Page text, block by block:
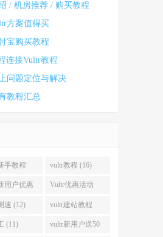
/ 机房推荐 / 购买教程
方案值得买
宝购买教程
连接Vultr教程
问题定位与解决
教程汇总
手教程 vultr教程 (16)
用户优惠 Vultr优惠活动
(13)
速 (12) vultr建站教程
(12)
(11) vultr新用户送50